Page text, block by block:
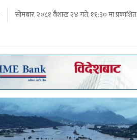
सोमबार, २०८१ वैशाख २४ गते, ११:३० मा प्रकाशित